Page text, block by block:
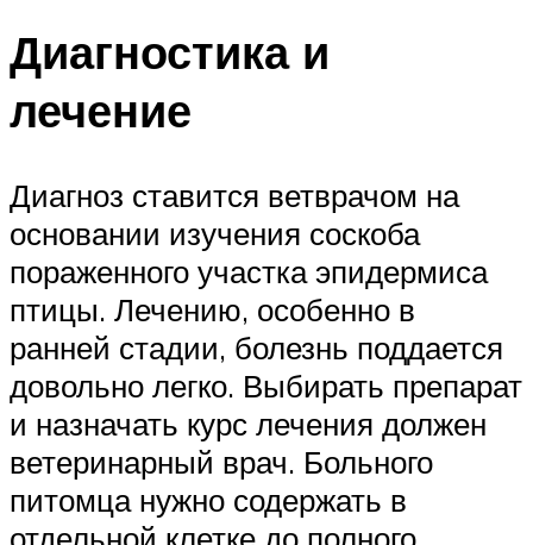
Диагностика и
лечение
Диагноз ставится ветврачом на
основании изучения соскоба
пораженного участка эпидермиса
птицы. Лечению, особенно в
ранней стадии, болезнь поддается
довольно легко. Выбирать препарат
и назначать курс лечения должен
ветеринарный врач. Больного
питомца нужно содержать в